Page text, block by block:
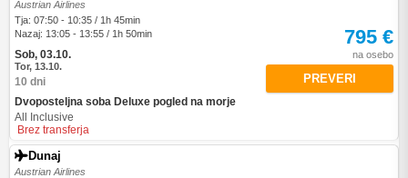
Austrian Airlines
Tja: 07:50 - 10:35 / 1h 45min
Nazaj: 13:05 - 13:55 / 1h 50min
Sob, 03.10.
Tor, 13.10.
10 dni
Dvoposteljna soba Deluxe pogled na morje
All Inclusive
Brez transferja
795 €
na osebo
PREVERI
Dunaj
Austrian Airlines